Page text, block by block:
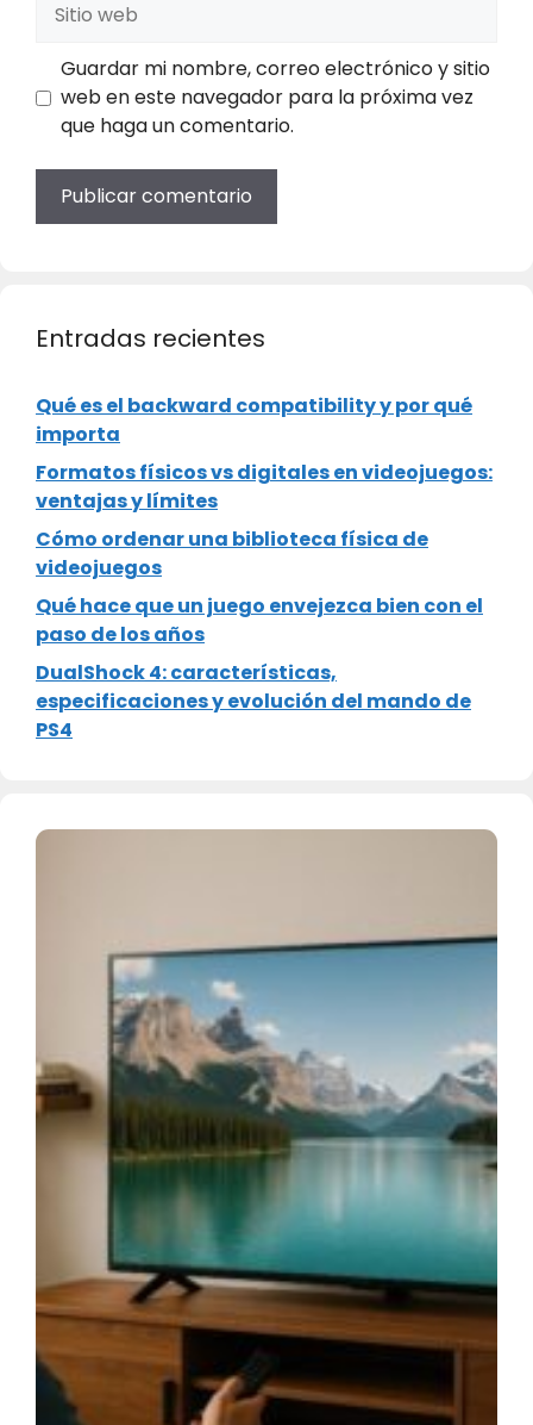
web
Guardar mi nombre, correo electrónico y sitio
web en este navegador para la próxima vez
que haga un comentario.
Entradas recientes
Qué es el backward compatibility y por qué
importa
Formatos físicos vs digitales en videojuegos:
ventajas y límites
Cómo ordenar una biblioteca física de
videojuegos
Qué hace que un juego envejezca bien con el
paso de los años
DualShock 4: características,
especificaciones y evolución del mando de
PS4